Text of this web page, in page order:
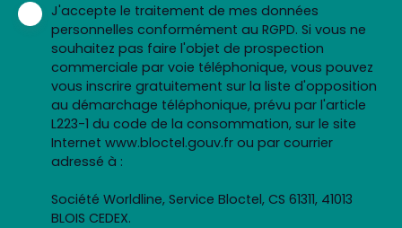
J'accepte le traitement de mes données
personnelles conformément au RGPD. Si vous ne
souhaitez pas faire l'objet de prospection
commerciale par voie téléphonique, vous pouvez
vous inscrire gratuitement sur la liste d'opposition
au démarchage téléphonique, prévu par l'article
L223-1 du code de la consommation, sur le site
Internet www.bloctel.gouv.fr ou par courrier
adressé à :
Société Worldline, Service Bloctel, CS 61311, 41013
BLOIS CEDEX.